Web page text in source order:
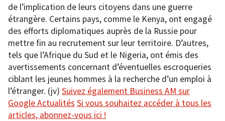
de l’implication de leurs citoyens dans une guerre
étrangère. Certains pays, comme le Kenya, ont engagé
des efforts diplomatiques auprès de la Russie pour
mettre fin au recrutement sur leur territoire. D’autres,
tels que l’Afrique du Sud et le Nigeria, ont émis des
avertissements concernant d’éventuelles escroqueries
ciblant les jeunes hommes à la recherche d’un emploi à
l’étranger. (jv) Suivez également Business AM sur
Google Actualités Si vous souhaitez accéder à tous les
articles, abonnez-vous ici !